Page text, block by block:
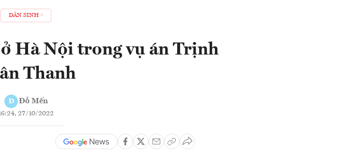
DÂN SINH
Hà Nội trong vụ án Trịnh
Thanh
Đ Đỗ Mến
27/10/2022